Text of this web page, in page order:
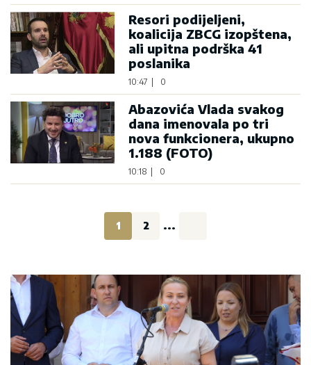
Resori podijeljeni,
koalicija ZBCG izopštena,
ali upitna podrška 41
poslanika
10:47 0
Abazovića Vlada svakog
dana imenovala po tri
nova funkcionera, ukupno
1.188 (FOTO)
10:18 0
1 2 ...